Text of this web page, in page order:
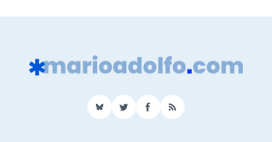
BlueSkyTwitterFacebook
RSS